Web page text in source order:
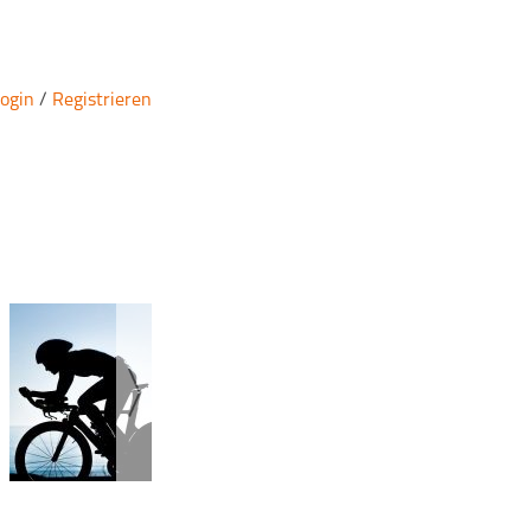
/ Registrieren